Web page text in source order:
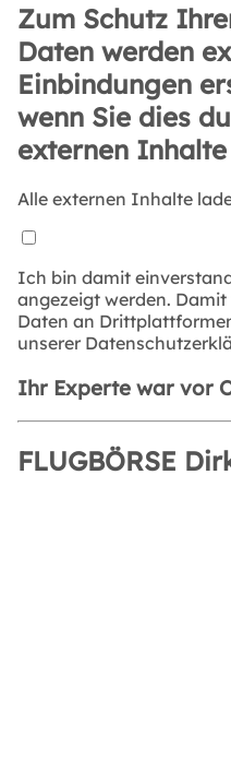
Zum Schutz
Daten werden
Einbindungen
wenn Sie dies
externen
Alle externen Inhalte
Ich bin damit
angezeigt werden.
Daten an
unserer
Ihr Experte war vor
FLUGBÖRSE